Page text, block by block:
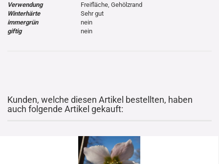
Verwendung
Freifläche, Gehölzrand
Winterhärte
Sehr gut
immergrün
nein
giftig
nein
Kunden, welche diesen Artikel bestellten, haben
auch folgende Artikel gekauft: